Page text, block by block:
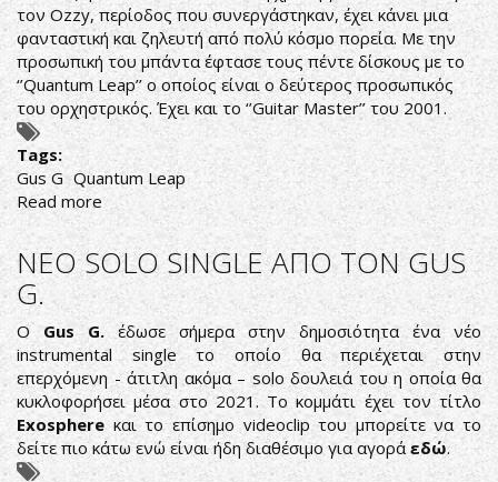
τον Ozzy, περίοδος που συνεργάστηκαν, έχει κάνει μια
φανταστική και ζηλευτή από πολύ κόσμο πορεία. Με την
προσωπική του μπάντα έφτασε τους πέντε δίσκους με το
‘’Quantum Leap’’ ο οποίος είναι ο δεύτερος προσωπικός
του ορχηστρικός. Έχει και το ‘’Guitar Master’’ του 2001.
Tags:
Gus G Quantum Leap
Read more about
QUANTUM
OF
SOLACE
GUITAR
NEO SOLO SINGLE ΑΠΟ ΤΟΝ GUS
G.
ΟGus G. έδωσε σήμερα στην δημοσιότητα ένα νέο
instrumental single το οποίο θα περιέχεται στην
επερχόμενη - άτιτλη ακόμα – solo δουλειά του η οποία θα
κυκλοφορήσει μέσα στο 2021. Το κομμάτι έχει τον τίτλο
Exosphereκαι το επίσημο videoclip του μπορείτε να το
δείτε πιο κάτω ενώ είναι ήδη διαθέσιμο για αγοράεδώ.